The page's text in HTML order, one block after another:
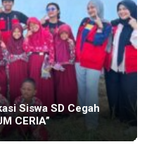
Siswa SD Cegah
CERIA”